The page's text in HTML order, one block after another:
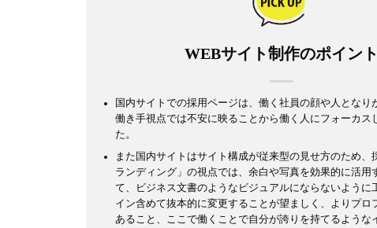
WEBサイト制作のポイント
国内サイトでの採用ページは、働く社員の顔や人となり
働き手視点では不安に映ることから働く人にフォーカス
た。
また国内サイトはサイト構成が従来型の見せ方のため、
ランディング」の視点では、余白や写真を効果的に活用
て、ビジネス文書のようなビジュアルにならないように
イン含めて抜本的に変更することが望ましく、よりプロ
あること、ここで働くことで自分が誇りを持てるような